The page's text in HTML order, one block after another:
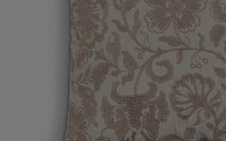
en accessoires
en strijken